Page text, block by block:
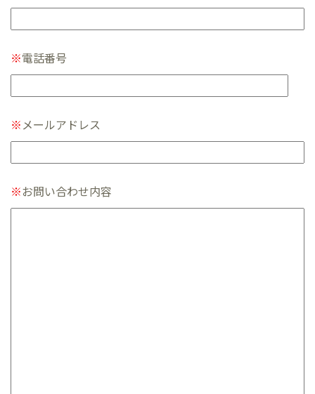
※電話番号
※メールアドレス
※お問い合わせ内容